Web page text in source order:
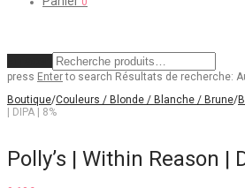
press Enterto search Résultats de recherche:
Boutique/Couleurs / Blonde / Blanche / Brune/
| DIPA | 8%
Polly’s | Within Reason |